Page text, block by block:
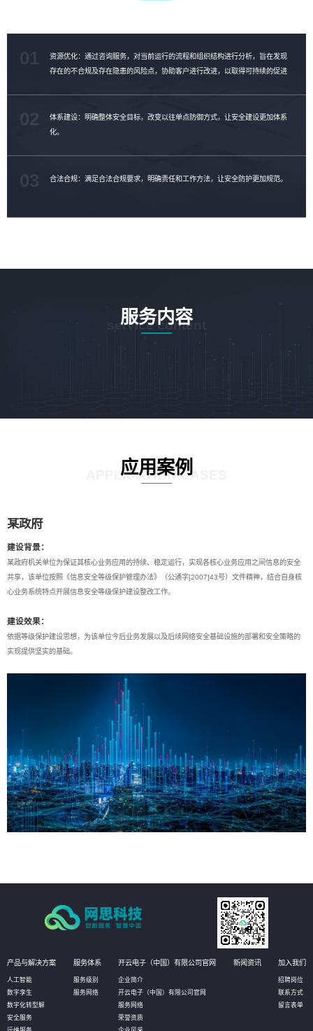
资源优化：通过咨询服务，对当前运行的流程和组织结构进行分析，旨在发现
存在的不合规及存在隐患的风险点，协助客户进行改进，以取得可持续的促进
体系建设：明确整体安全目标，改变以往单点防御方式，让安全建设更加体系
化。
02
合法合规：满足合法合规要求，明确责任和工作方法，让安全防护更加规范。
03
服务内容
service content
应用案例
APPLICATION CASES
某政府
建设背景：
某政府机关单位为保证其核心业务应用的持续、稳定运行，实现各核心业务应用之间信息的安全
共享，该单位按照《信息安全等级保护管理办法》（公通字[2007]43号）文件精神，结合自身核
心业务系统特点开展信息安全等级保护建设整改工作。
建设效果：
依据等级保护建设思想，为该单位今后业务发展以及后续网络安全基础设施的部署和安全策略的
实现提供坚实的基础。
产品与解决方案
人工智能
数字孪生
数字化转型解
安全服务
服务体系
服务级别
服务网络
开云电子（中国）有限公司官网
企业简介
开云电子（中国）有限公司官网
服务网络
荣誉资质
新闻资讯 加入我们
招聘岗位
联系方式
留言表单